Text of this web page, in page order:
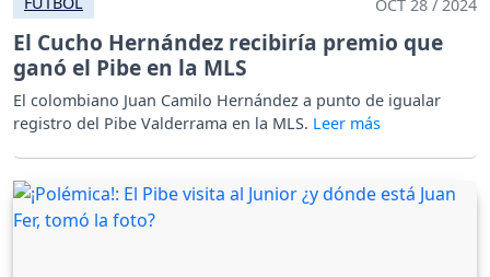
OCT 28 / 2024
El Cucho Hernández recibiría premio que
ganó el Pibe en la MLS
El colombiano Juan Camilo Hernández a punto de igualar
registro del Pibe Valderrama en la MLS.